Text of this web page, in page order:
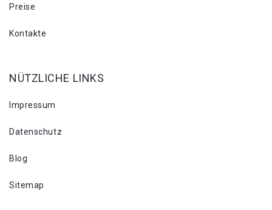
Preise
Kontakte
NÜTZLICHE LINKS
Impressum
Datenschutz
Blog
Sitemap